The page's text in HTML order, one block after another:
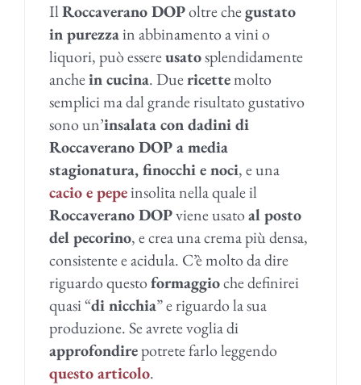
IlRoccaverano DOPoltre chegustato
in purezzain abbinamento a vini o
liquori, può essereusatosplendidamente
anchein cucina. Duericettemolto
semplici ma dal grande risultato gustativo
sono un’insalata con dadini di
Roccaverano DOP a media
stagionatura, finocchi e noci, e una
cacio e pepeinsolita nella quale il
Roccaverano DOPviene usatoal posto
del pecorino, e crea una crema più densa,
consistente e acidula. C’è molto da dire
riguardo questoformaggioche definirei
quasi “di nicchia” e riguardo la sua
produzione. Se avrete voglia di
approfondirepotrete farlo leggendo
questo articolo.